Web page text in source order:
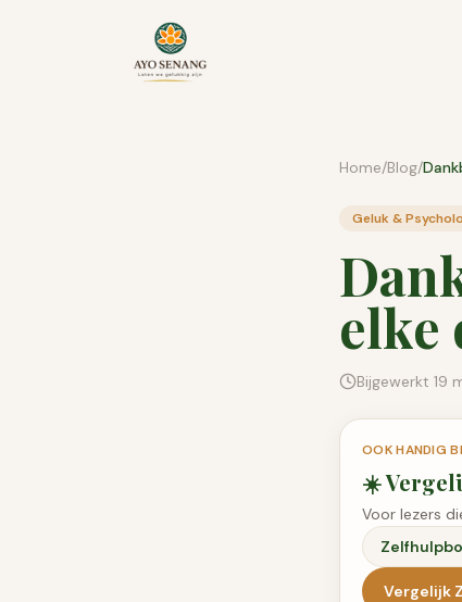
Home/Blog/
Geluk &
elke
Bijgewerkt 19
OOK HANDIG
☀️
Voor lezers
Vergelijk